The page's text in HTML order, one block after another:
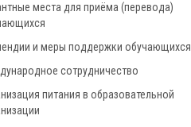
места для приёма (перевода)
и меры поддержки обучающихся
сотрудничество
питания в образовательной